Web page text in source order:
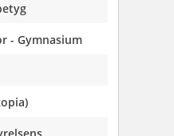
- Gymnasium